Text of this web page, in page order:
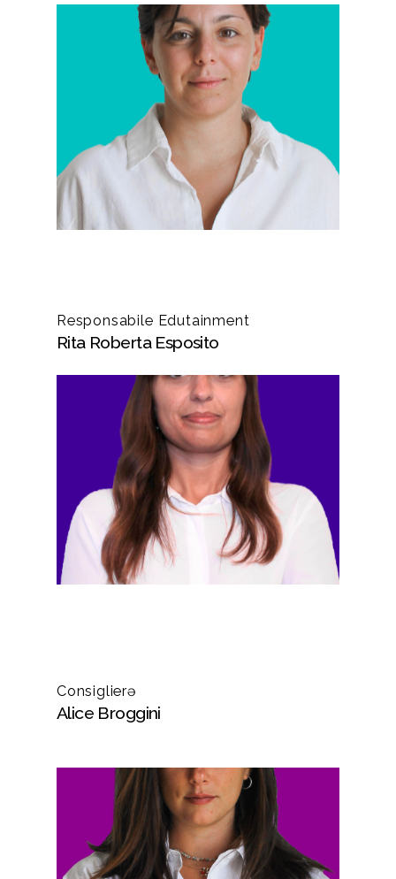
Responsabile Edutainment
Rita Roberta Esposito
Consiglierə
Alice Broggini